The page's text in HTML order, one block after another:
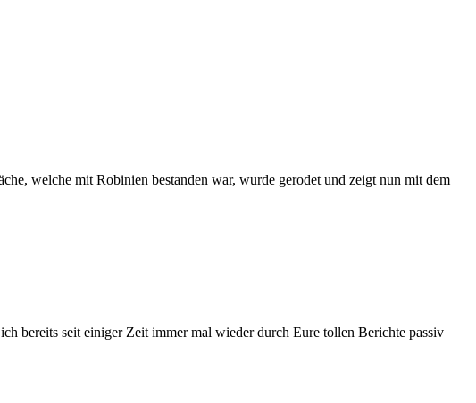
welche mit Robinien bestanden war, wurde gerodet und zeigt nun mit dem
bereits seit einiger Zeit immer mal wieder durch Eure tollen Berichte passiv